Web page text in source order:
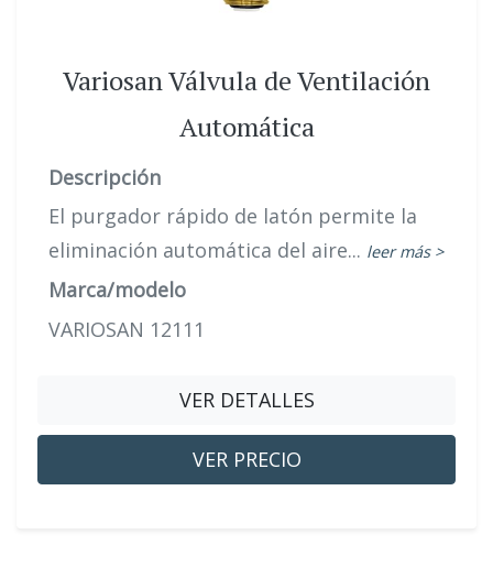
Variosan Válvula de Ventilación
Automática
Descripción
El purgador rápido de latón permite la
eliminación automática del aire... leer más >
Marca/modelo
VARIOSAN 12111
VER DETALLES
VER PRECIO